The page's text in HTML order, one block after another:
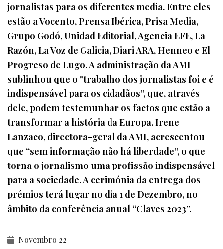
jornalistas para os diferentes media. Entre eles
estão a Vocento, Prensa Ibérica, Prisa Media,
Grupo Godó, Unidad Editorial, Agencia EFE, La
Razón, La Voz de Galicia, Diari ARA, Henneo e El
Progreso de Lugo. A administração da AMI
sublinhou que o "trabalho dos jornalistas foi e é
indispensável para os cidadãos”, que, através
dele, podem testemunhar os factos que estão a
transformar a história da Europa. Irene
Lanzaco, directora-geral da AMI, acrescentou
que “sem informação não há liberdade”, o que
torna o jornalismo uma profissão indispensável
para a sociedade. A cerimónia da entrega dos
prémios terá lugar no dia 1 de Dezembro, no
âmbito da conferência anual “Claves 2023”.
Novembro 22